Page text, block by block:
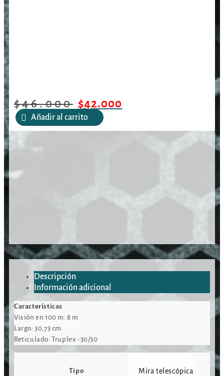
$46.000 $42.000
Añadir al carrito
Descripción
Información adicional
Características
Visión en 100 m: 8 m
Largo: 30,73 cm
Reticulado: Truplex -30/30
Tipo Mira telescópica